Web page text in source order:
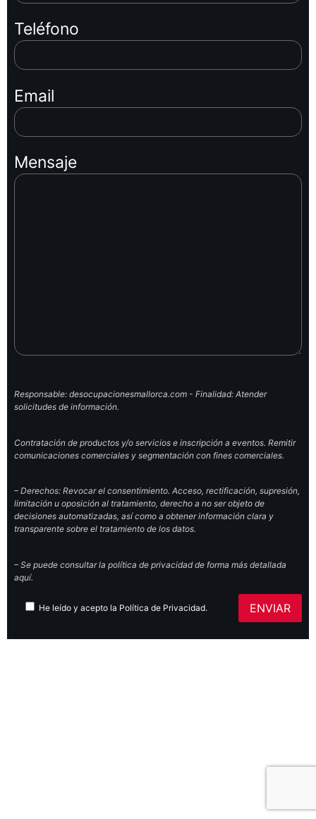
Teléfono
Email
Mensaje
Responsable: desocupacionesmallorca.com - Finalidad: Atender
solicitudes de información.
Contratación de productos y/o servicios e inscripción a eventos. Remitir
comunicaciones comerciales y segmentación con fines comerciales.
– Derechos: Revocar el consentimiento. Acceso, rectificación, supresión,
limitación u oposición al tratamiento, derecho a no ser objeto de
decisiones automatizadas, así como a obtener información clara y
transparente sobre el tratamiento de los datos.
– Se puede consultar la política de privacidad de forma más detallada
aquí.
He leído y acepto la Política de Privacidad.
Políticas de